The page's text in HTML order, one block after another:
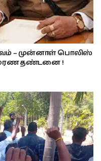
– முன்னாள் பொலிஸ்
மரண தண்டனை !